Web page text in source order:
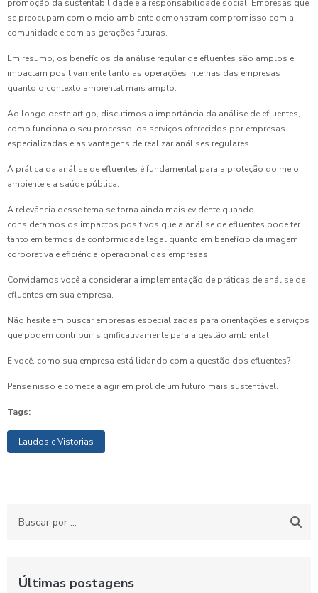
promoção da sustentabilidade e a responsabilidade social. Empresas que
se preocupam com o meio ambiente demonstram compromisso com a
comunidade e com as gerações futuras.
Em resumo, os benefícios da análise regular de efluentes são amplos e
impactam positivamente tanto as operações internas das empresas
quanto o contexto ambiental mais amplo.
Ao longo deste artigo, discutimos a importância da análise de efluentes,
como funciona o seu processo, os serviços oferecidos por empresas
especializadas e as vantagens de realizar análises regulares.
A prática da análise de efluentes é fundamental para a proteção do meio
ambiente e a saúde pública.
A relevância desse tema se torna ainda mais evidente quando
consideramos os impactos positivos que a análise de efluentes pode ter
tanto em termos de conformidade legal quanto em benefício da imagem
corporativa e eficiência operacional das empresas.
Convidamos você a considerar a implementação de práticas de análise de
efluentes em sua empresa.
Não hesite em buscar empresas especializadas para orientações e serviços
que podem contribuir significativamente para a gestão ambiental.
E você, como sua empresa está lidando com a questão dos efluentes?
Pense nisso e comece a agir em prol de um futuro mais sustentável.
Tags:
Laudos e Vistorias
Últimas postagens